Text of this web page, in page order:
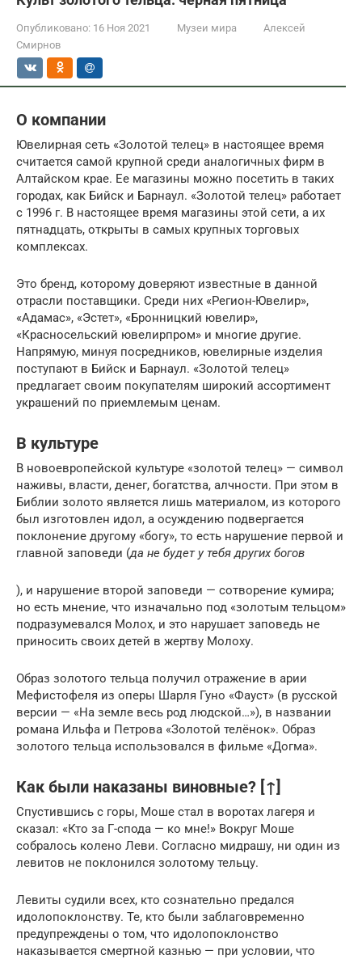
Опубликовано: 16 Ноя 2021 Музеи мира
Алексей
Смирнов
О компании
Ювелирная сеть «Золотой телец» в настоящее время
считается самой крупной среди аналогичных фирм в
Алтайском крае. Ее магазины можно посетить в таких
городах, как Бийск и Барнаул. «Золотой телец» работает
с 1996 г. В настоящее время магазины этой сети, а их
пятнадцать, открыты в самых крупных торговых
комплексах.
Это бренд, которому доверяют известные в данной
отрасли поставщики. Среди них «Регион-Ювелир»,
«Адамас», «Эстет», «Бронницкий ювелир»,
«Красносельский ювелирпром» и многие другие.
Напрямую, минуя посредников, ювелирные изделия
поступают в Бийск и Барнаул. «Золотой телец»
предлагает своим покупателям широкий ассортимент
украшений по приемлемым ценам.
В культуре
В новоевропейской культуре «золотой телец» — символ
наживы, власти, денег, богатства, алчности. При этом в
Библии золото является лишь материалом, из которого
был изготовлен идол, а осуждению подвергается
поклонение другому «богу», то есть нарушение первой и
главной заповеди (да не будет у тебя других богов
), и нарушение второй заповеди — сотворение кумира;
но есть мнение, что изначально под «золотым тельцом»
подразумевался Молох, и это нарушает заповедь не
приносить своих детей в жертву Молоху.
Образ золотого тельца получил отражение в арии
Мефистофеля из оперы Шарля Гуно «Фауст» (в русской
версии — «На земле весь род людской…»), в названии
романа Ильфа и Петрова «Золотой телёнок». Образ
золотого тельца использовался в фильме «Догма».
Как были наказаны виновные? [↑]
Спустившись с горы, Моше стал в воротах лагеря и
сказал: «Кто за Г-спода — ко мне!» Вокруг Моше
собралось колено Леви. Согласно мидрашу, ни один из
левитов не поклонился золотому тельцу.
Левиты судили всех, кто сознательно предался
идолопоклонству. Те, кто были заблаговременно
предупреждены о том, что идолопоклонство
наказывается смертной казнью — при условии, что